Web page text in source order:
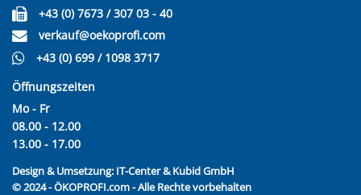
+43 (0) 7673 / 307 03 - 40
verkauf@oekoprofi.com
+43 (0) 699 / 1098 3717
Öffnungszeiten
Mo - Fr
08.00 - 12.00
13.00 - 17.00
Design & Umsetzung: IT-Center & Kubid GmbH
© 2024 - ÖKOPROFI.com - Alle Rechte vorbehalten